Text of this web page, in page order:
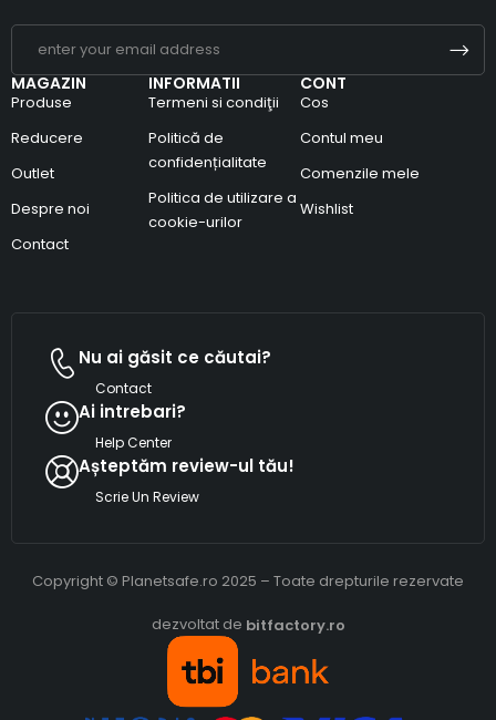
MAGAZIN
Produse
Reducere
Outlet
Despre noi
Contact
INFORMATII
Termeni si condiţii
Politică de
confidențialitate
Politica de utilizare a
cookie-urilor
CONT
Cos
Contul meu
Comenzile mele
Wishlist
Nu ai găsit ce căutai?
Contact
Ai intrebari?
Help Center
Așteptăm review-ul tău!
Scrie Un Review
Copyright © Planetsafe.ro 2025 – Toate drepturile rezervate
dezvoltat de bitfactory.ro